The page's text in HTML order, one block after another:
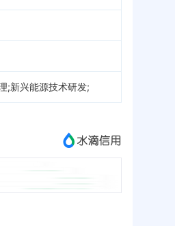
;新兴能源技术研发;